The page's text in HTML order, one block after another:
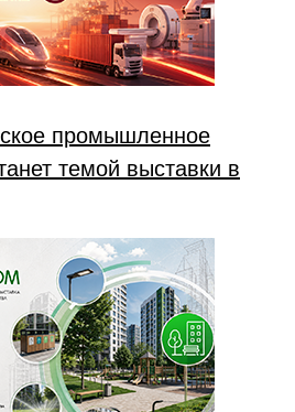
промышленное
темой выставки в